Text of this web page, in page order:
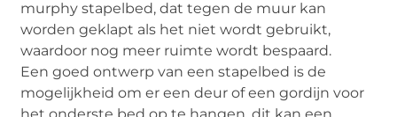
murphy stapelbed, dat tegen de muur kan
worden geklapt als het niet wordt gebruikt,
waardoor nog meer ruimte wordt bespaard.
Een goed ontwerp van een stapelbed is de
mogelijkheid om er een deur of een gordijn voor
het onderste bed op te hangen, dit kan een